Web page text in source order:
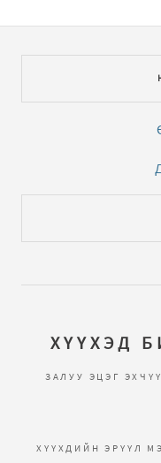
ХҮҮХЭД
ЗАЛУУ ЭЦЭГ
ХҮҮХДИЙН ЭРҮҮЛ